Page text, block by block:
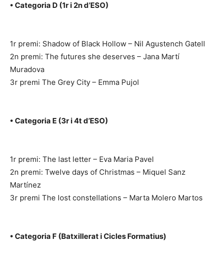
• Categoria D (1r i 2n d’ESO)
1r premi: Shadow of Black Hollow – Nil Agustench Gatell
2n premi: The futures she deserves – Jana Martí
Muradova
3r premi The Grey City – Emma Pujol
• Categoria E (3r i 4t d’ESO)
1r premi: The last letter – Eva Maria Pavel
2n premi: Twelve days of Christmas – Miquel Sanz
Martínez
3r premi The lost constellations – Marta Molero Martos
• Categoria F (Batxillerat i Cicles Formatius)